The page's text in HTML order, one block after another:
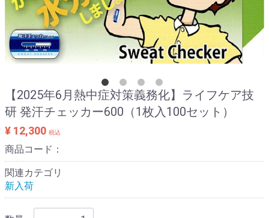
【2025年6月熱中症対策義務化】ライフケア技
研 発汗チェッカー600（1枚入100セット）
¥ 12,300 税込
商品コード：
関連カテゴリ
新入荷